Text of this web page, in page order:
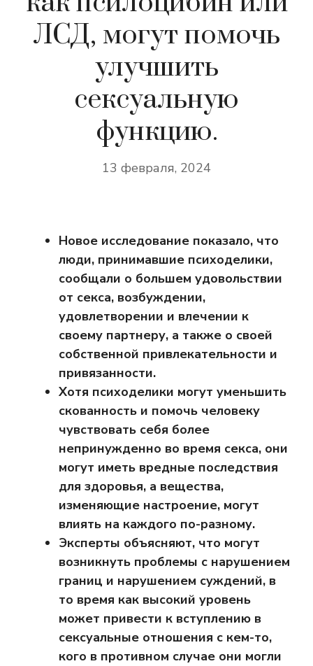
ЛСД, могут помочь
улучшить
сексуальную
функцию.
13 февраля, 2024
Новое исследование показало, что
люди, принимавшие психоделики,
сообщали о большем удовольствии
от секса, возбуждении,
удовлетворении и влечении к
своему партнеру, а также о своей
собственной привлекательности и
привязанности.
Хотя психоделики могут уменьшить
скованность и помочь человеку
чувствовать себя более
непринужденно во время секса, они
могут иметь вредные последствия
для здоровья, а вещества,
изменяющие настроение, могут
влиять на каждого по-разному.
Эксперты объясняют, что могут
возникнуть проблемы с нарушением
границ и нарушением суждений, в
то время как высокий уровень
может привести к вступлению в
сексуальные отношения с кем-то,
кого в противном случае они могли